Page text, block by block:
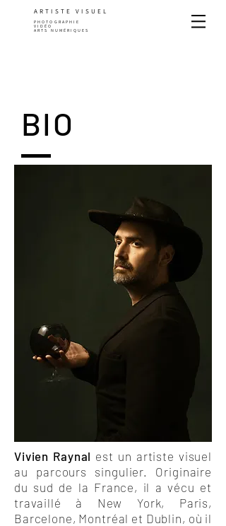
ARTISTE VISUEL
PHOTOGRAPHIE
VIDÉO
ARTS NUMÉRIQUES
BIO
Vivien Raynal est un artiste visuel
au parcours singulier. Originaire
du sud de la France, il a vécu et
travaillé à New York, Paris,
Barcelone, Montréal et Dublin, où il